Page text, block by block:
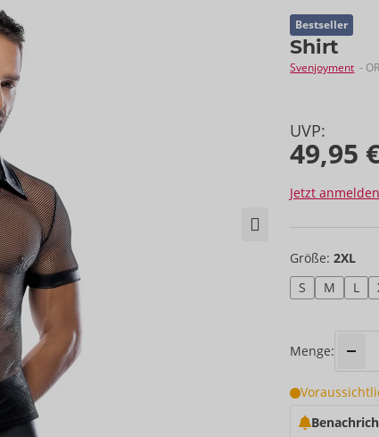
Bestseller
Shirt
Svenjoyment -
UVP:
49,95
Jetzt
Größe:2XL
S
M L
Menge: